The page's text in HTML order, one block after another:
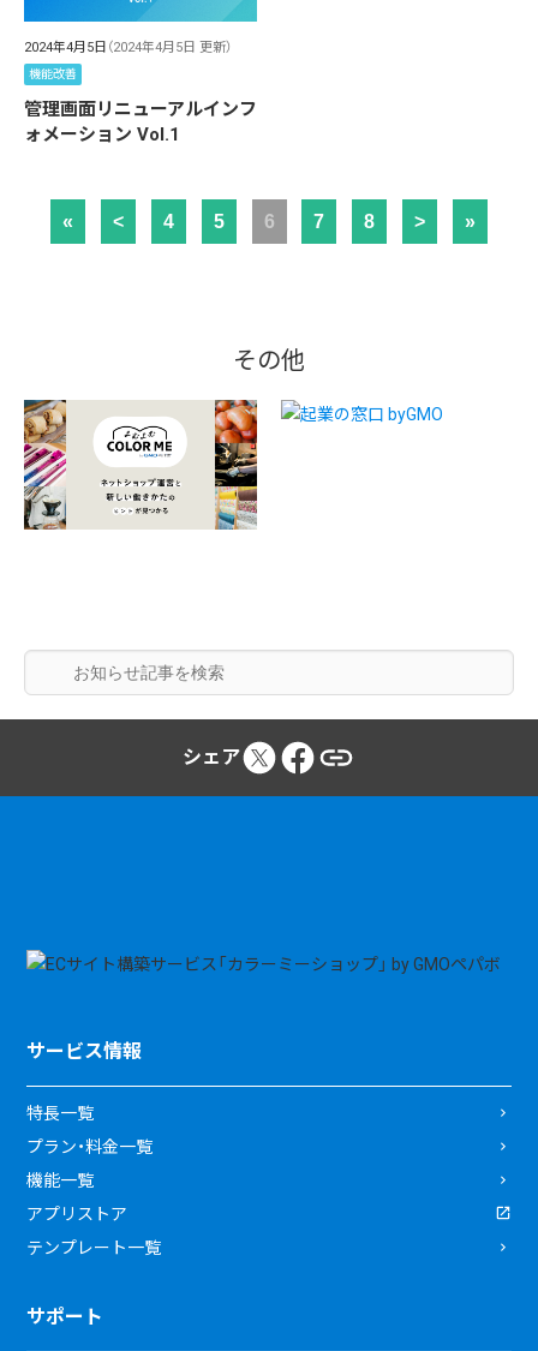
2024年4月5日 （2024年4月5日 更新）
機能改善
管理画面リニューアルインフ
ォメーション Vol.1
« < 4 5 6 7 8 > »
その他
シェア
サービス情報
特長一覧
プラン・料金一覧
機能一覧
アプリストア
テンプレート一覧
サポート